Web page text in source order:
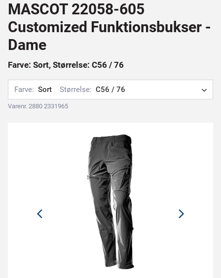
MASCOT 22058-605
Customized Funktionsbukser -
Dame
Farve: Sort, Størrelse: C56 / 76
Farve: Sort Størrelse: C56 / 76
Varenr. 2880 2331965